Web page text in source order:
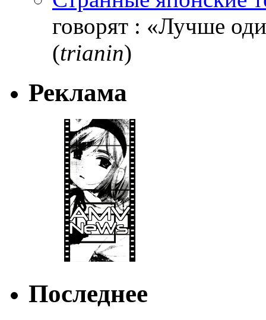
говорят : «Лучше
(trianin)
Реклама
Последнее